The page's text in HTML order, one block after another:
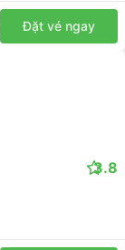
Đặt vé ngay
3.8